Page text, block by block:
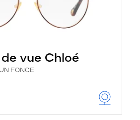
vue Chloé
FONCE